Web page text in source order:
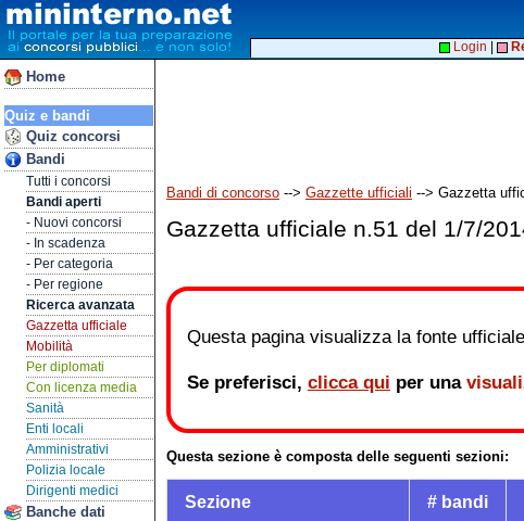
Home
Quiz e bandi
Quiz concorsi
Bandi
Tutti i concorsi
Bandi aperti
- Nuovi concorsi
- In scadenza
- Per categoria
- Per regione
Ricerca avanzata
Gazzetta ufficiale
Mobilità
Per diplomati
Con licenza media
Sanità
Enti locali
Amministrativi
Polizia locale
Dirigenti medici
Banche dati
Login
Bandi di concorso --> Gazzette ufficiali --> Gazzetta
Gazzetta ufficiale n.51 del 1/7/
Questa pagina visualizza la fonte
Se preferisci, clicca qui per una
Questa sezione è composta delle seguenti sezioni:
Sezione # bandi